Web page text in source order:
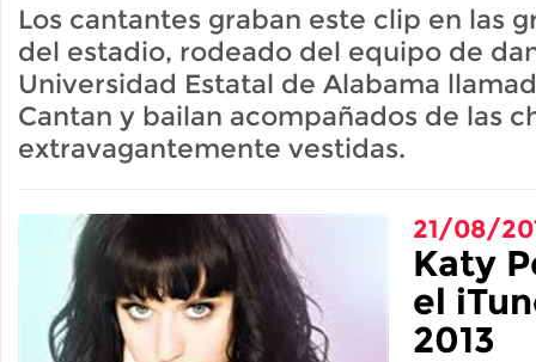
Los cantantes graban este clip en las
del estadio, rodeado del equipo de
Universidad Estatal de Alabama
Cantan y bailan acompañados de las
extravagantemente vestidas.
21/08/
Katy
el
2013